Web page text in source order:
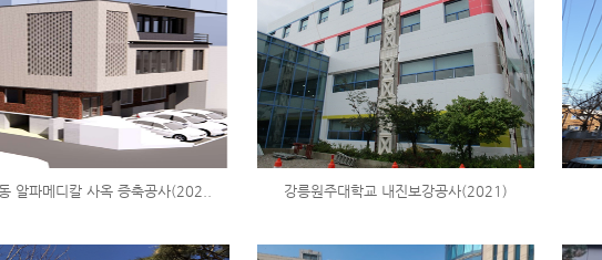
알파메디칼 사옥 증축공사(202.. 강릉원주대학교 내진보강공사(2021)